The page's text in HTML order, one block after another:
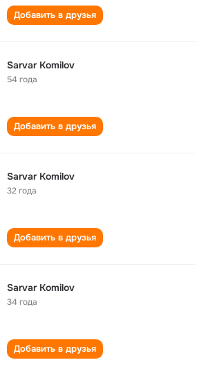
Добавить в друзья
Sarvar Komilov
54 года
Добавить в друзья
Sarvar Komilov
32 года
Добавить в друзья
Sarvar Komilov
34 года
Добавить в друзья